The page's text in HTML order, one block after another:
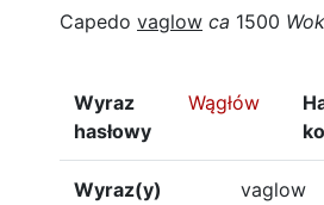
Capedo vaglow ca 1500
Wyraz
hasłowy
Wągłów
Wyraz(y)
vaglow